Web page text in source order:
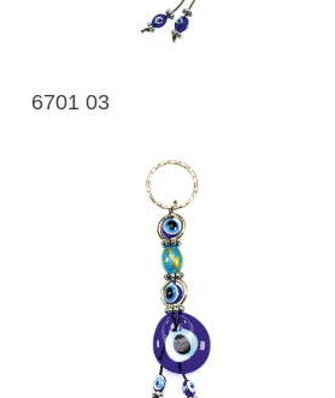
6701 03